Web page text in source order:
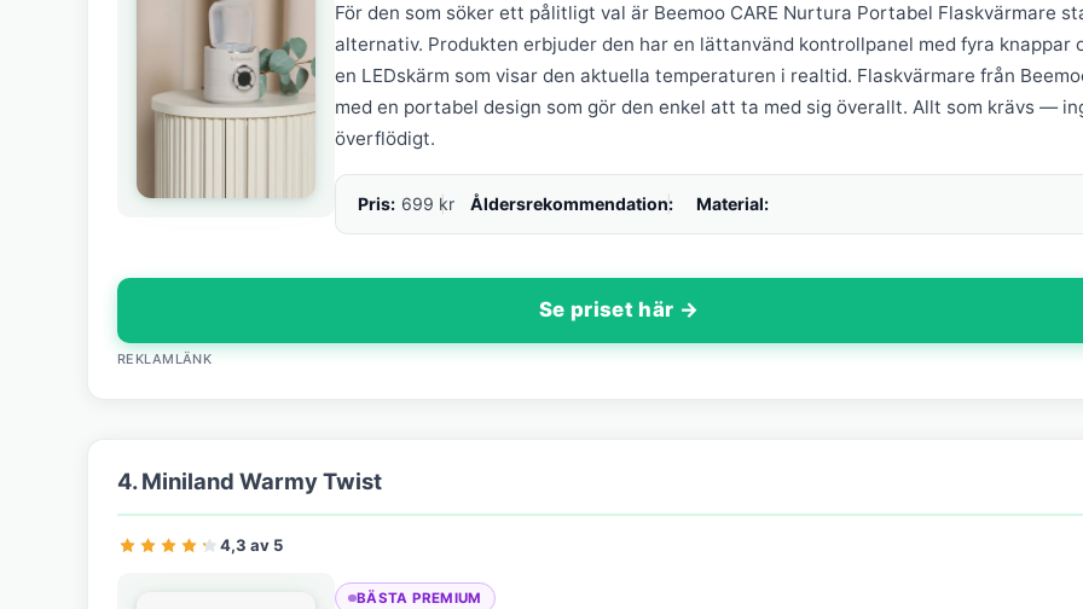
För den som söker ett pålitligt val är Beemoo CARE Nurtura Portabel Flaskvärmare
alternativ. Produkten erbjuder den har en lättanvänd kontrollpanel med fyra knappar
en LEDskärm som visar den aktuella temperaturen i realtid. Flaskvärmare från
med en portabel design som gör den enkel att ta med sig överallt. Allt som krävs —
överflödigt.
Pris: 699 kr Åldersrekommendation: Material:
Se priset här →
REKLAMLÄNK
4. Miniland Warmy Twist
4,3 av 5
BÄSTA PREMIUM